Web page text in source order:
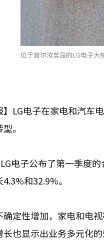
位于首尔汝矣岛的LG电子大
】LG电子在家电和汽
。
电子公布了第一季度
和32.9%。
确定性增加，家电和电
也显示出业务多元化的